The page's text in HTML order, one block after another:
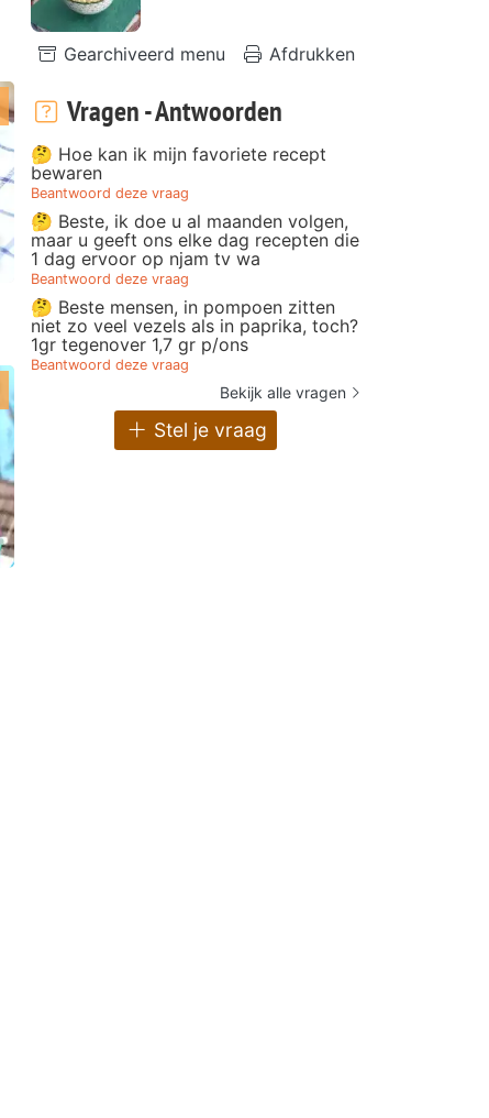
Gearchiveerd menu Afdrukken
Vragen - Antwoorden
🤔 Hoe kan ik mijn favoriete recept
bewaren
Beantwoord deze vraag
🤔 Beste, ik doe u al maanden volgen,
maar u geeft ons elke dag recepten die
1 dag ervoor op njam tv wa
Beantwoord deze vraag
🤔 Beste mensen, in pompoen zitten
niet zo veel vezels als in paprika, toch?
1gr tegenover 1,7 gr p/ons
Beantwoord deze vraag
Bekijk alle vragen
Stel je vraag